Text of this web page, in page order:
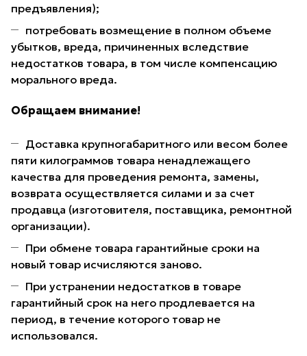
предъявления);
потребовать возмещение в полном объеме
убытков, вреда, причиненных вследствие
недостатков товара, в том числе компенсацию
морального вреда.
Обращаем внимание!
Доставка крупногабаритного или весом более
пяти килограммов товара ненадлежащего
качества для проведения ремонта, замены,
возврата осуществляется силами и за счет
продавца (изготовителя, поставщика, ремонтной
организации).
При обмене товара гарантийные сроки на
новый товар исчисляются заново.
При устранении недостатков в товаре
гарантийный срок на него продлевается на
период, в течение которого товар не
использовался.